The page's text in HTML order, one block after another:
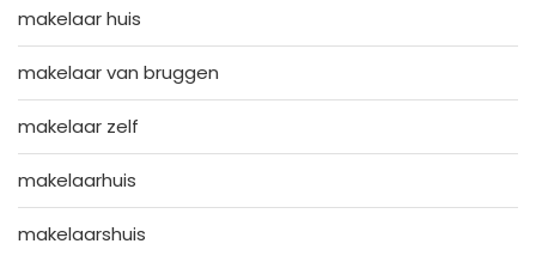
makelaar huis
makelaar van bruggen
makelaar zelf
makelaarhuis
makelaarshuis